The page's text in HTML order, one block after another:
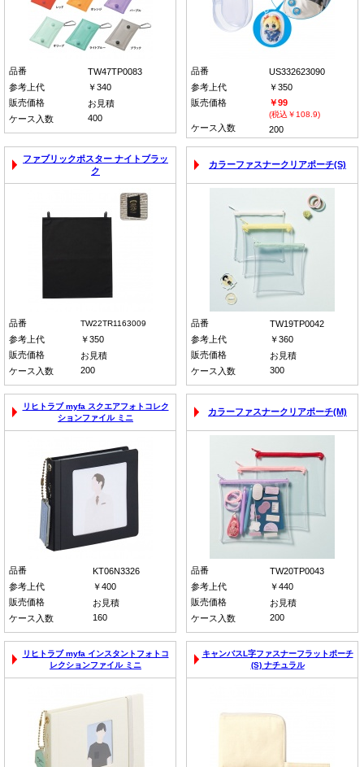
品番
TW47TP0083
参考上代
￥340
販売価格
お見積
ケース入数
400
品番
US332623090
参考上代
￥350
販売価格
￥99
(税込￥108.9)
ケース入数 200
ファブリックポスター ナイトブラッ
ク
品番 TW22TR1163009
参考上代
￥350
販売価格
お見積
ケース入数
200
カラーファスナークリアポーチ(S)
品番
TW19TP0042
参考上代
￥360
販売価格
お見積
ケース入数
300
リヒトラブ myfa スクエアフォトコレク
ションファイル ミニ
品番
KT06N3326
参考上代
￥400
販売価格
お見積
ケース入数
160
カラーファスナークリアポーチ(M)
品番
TW20TP0043
参考上代
￥440
販売価格
お見積
ケース入数
200
リヒトラブ myfa インスタントフォトコ
レクションファイル ミニ
キャンバスL字ファスナーフラットポーチ
(S) ナチュラル